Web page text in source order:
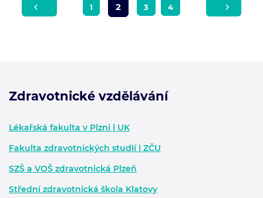
1 2 3 4
Zdravotnické vzdělávání
Lékařská fakulta v Plzni | UK
Fakulta zdravotnických studií | ZČU
SZŠ a VOŠ zdravotnická Plzeň
Střední zdravotnická škola Klatovy